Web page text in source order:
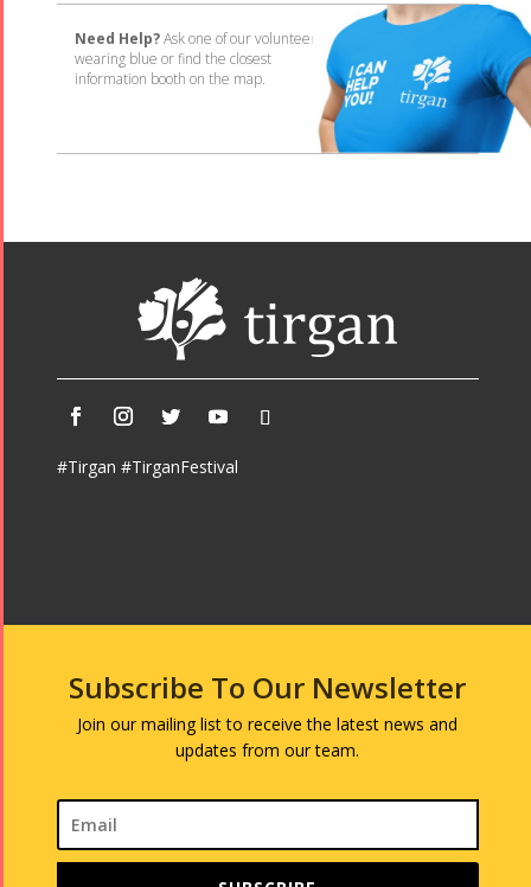
Need Help?Ask one of our volunteers
wearing blue or find the closest
information booth on the map.
#Tirgan #TirganFestival
Subscribe To Our Newsletter
Join our mailing list to receive the latest news and
updates from our team.